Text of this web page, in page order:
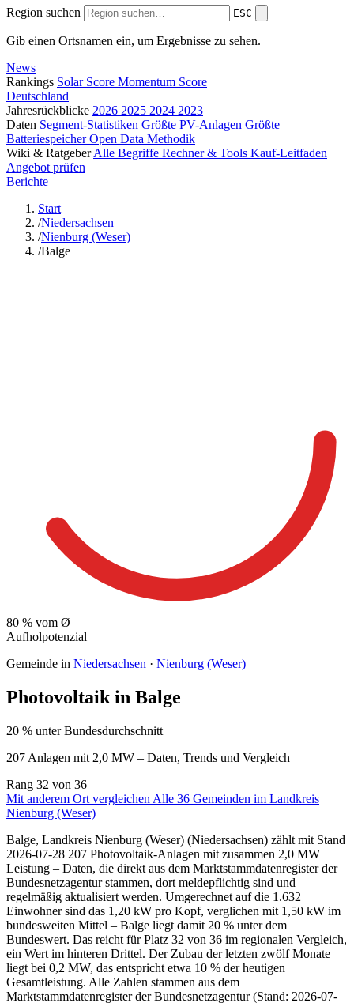
Region suchen ESC
Gib einen Ortsnamen ein, um Ergebnisse zu sehen.
News
Rankings Solar Score Momentum Score
Deutschland
Jahresrückblicke 2026 2025 2024 2023
Daten Segment-Statistiken Größte PV-Anlagen Größte
BatteriespeicherOpen Data Methodik
Wiki & Ratgeber Alle Begriffe Rechner & Tools Kauf-Leitfaden
Angebot prüfen
Berichte
Start
/Niedersachsen
/Nienburg (Weser)
/Balge
80 % vom Ø
Aufholpotenzial
Gemeinde in Niedersachsen · Nienburg (Weser)
Photovoltaik in Balge
20 % unter Bundesdurchschnitt
207 Anlagen mit 2,0 MW – Daten, Trends und Vergleich
Rang 32 von 36
Mit anderem Ort vergleichen Alle 36 Gemeinden im Landkreis
Nienburg (Weser)
Balge, Landkreis Nienburg (Weser) (Niedersachsen) zählt mit Stand
2026-07-28 207 Photovoltaik-Anlagen mit zusammen 2,0 MW
Leistung – Daten, die direkt aus dem Marktstammdatenregister der
Bundesnetzagentur stammen, dort meldepflichtig sind und
regelmäßig aktualisiert werden. Umgerechnet auf die 1.632
Einwohner sind das 1,20 kW pro Kopf, verglichen mit 1,50 kW im
bundesweiten Mittel – Balge liegt damit 20 % unter dem
Bundeswert. Das reicht für Platz 32 von 36 im regionalen Vergleich,
ein Wert im hinteren Drittel. Der Zubau der letzten zwölf Monate
liegt bei 0,2 MW, das entspricht etwa 10 % der heutigen
Gesamtleistung. Alle Zahlen stammen aus dem
Marktstammdatenregister der Bundesnetzagentur (Stand: 2026-07-